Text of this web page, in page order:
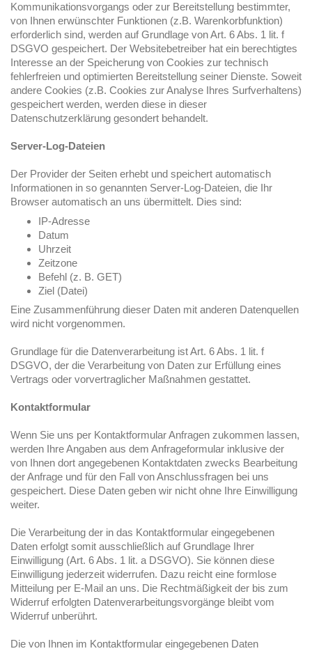
Kommunikationsvorgangs oder zur Bereitstellung bestimmter,
von Ihnen erwünschter Funktionen (z.B. Warenkorbfunktion)
erforderlich sind, werden auf Grundlage von Art. 6 Abs. 1 lit. f
DSGVO gespeichert. Der Websitebetreiber hat ein berechtigtes
Interesse an der Speicherung von Cookies zur technisch
fehlerfreien und optimierten Bereitstellung seiner Dienste. Soweit
andere Cookies (z.B. Cookies zur Analyse Ihres Surfverhaltens)
gespeichert werden, werden diese in dieser
Datenschutzerklärung gesondert behandelt.
Server-Log-Dateien
Der Provider der Seiten erhebt und speichert automatisch
Informationen in so genannten Server-Log-Dateien, die Ihr
Browser automatisch an uns übermittelt. Dies sind:
IP-Adresse
Datum
Uhrzeit
Zeitzone
Befehl (z. B. GET)
Ziel (Datei)
Eine Zusammenführung dieser Daten mit anderen Datenquellen
wird nicht vorgenommen.
Grundlage für die Datenverarbeitung ist Art. 6 Abs. 1 lit. f
DSGVO, der die Verarbeitung von Daten zur Erfüllung eines
Vertrags oder vorvertraglicher Maßnahmen gestattet.
Kontaktformular
Wenn Sie uns per Kontaktformular Anfragen zukommen lassen,
werden Ihre Angaben aus dem Anfrageformular inklusive der
von Ihnen dort angegebenen Kontaktdaten zwecks Bearbeitung
der Anfrage und für den Fall von Anschlussfragen bei uns
gespeichert. Diese Daten geben wir nicht ohne Ihre Einwilligung
weiter.
Die Verarbeitung der in das Kontaktformular eingegebenen
Daten erfolgt somit ausschließlich auf Grundlage Ihrer
Einwilligung (Art. 6 Abs. 1 lit. a DSGVO). Sie können diese
Einwilligung jederzeit widerrufen. Dazu reicht eine formlose
Mitteilung per E-Mail an uns. Die Rechtmäßigkeit der bis zum
Widerruf erfolgten Datenverarbeitungsvorgänge bleibt vom
Widerruf unberührt.
Die von Ihnen im Kontaktformular eingegebenen Daten